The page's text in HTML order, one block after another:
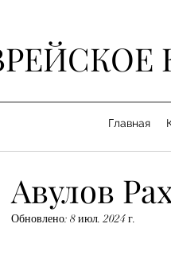
Главная
Авулов
Обновлено: 8 июл. 2024 г.